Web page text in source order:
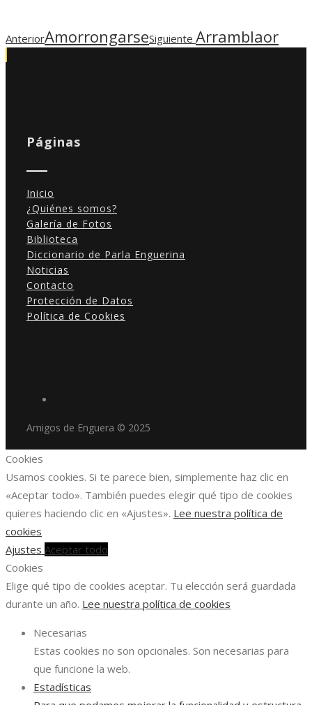
AnteriorAmorrongarseSiguiente Arramblaor
Páginas
Inicio
¿Quiénes somos?
Galería de Fotos
Biblioteca
Diccionario de Parla Enguerina
Noticias
Contacto
Protección de Datos
Política de Cookies
Amigos de Enguera © 2025
Cookies
Usamos cookies. Si te parece bien, simplemente haz clic en
«Aceptar todo». También puedes elegir qué tipo de cookies
quieres haciendo clic en «Ajustes». Lee nuestra política de
cookies
Ajustes Aceptar todo
Cookies
Elige qué tipo de cookies aceptar. Tu elección será guardada
durante un año. Lee nuestra política de cookies
Necesarias
Estas cookies no son opcionales. Son necesarias para
que funcione la web.
Estadísticas